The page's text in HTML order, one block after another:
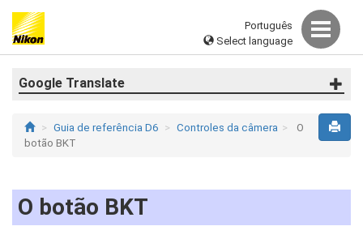
Português
Select language
Google Translate
Guia de referência D6 Controles da câmera
O
botão BKT
O botão BKT